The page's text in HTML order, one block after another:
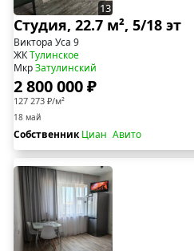
13
Студия, 22.7 м², 5/18 эт
Виктора Уса 9
ЖКТулинское
МкрЗатулинский
2 800 000 ₽
127 273 ₽/м²
18 май
СобственникЦиан Авито